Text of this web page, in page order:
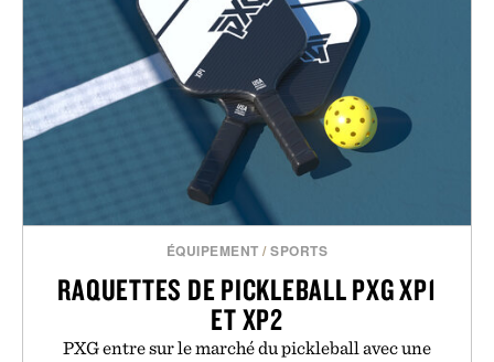
ÉQUIPEMENT /SPORTS
RAQUETTES DE PICKLEBALL PXG XP1
ET XP2
PXG entre sur le marché du pickleball avec une